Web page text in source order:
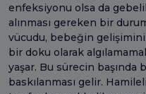
enfeksiyonu olsa da
alınması gereken bir
vücudu, bebeğin
bir doku olarak
yaşar. Bu sürecin başında
baskılanması gelir.